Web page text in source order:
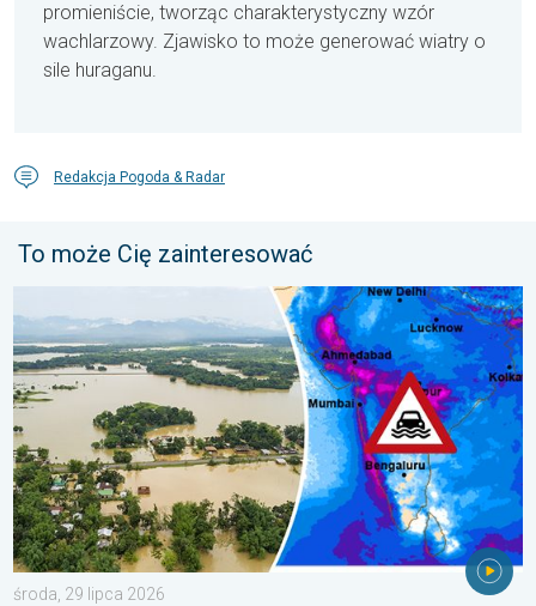
promieniście, tworząc charakterystyczny wzór
wachlarzowy. Zjawisko to może generować wiatry o
sile huraganu.
Redakcja Pogoda & Radar
To może Cię zainteresować
Powodzie i osuwiska w Azji. Nietypowy monsun. . . środa, 29
środa, 29 lipca 2026